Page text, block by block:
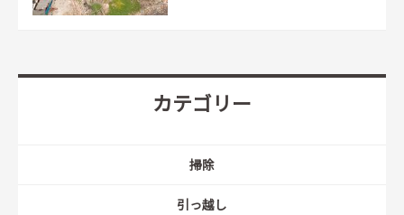
カテゴリー
掃除
引っ越し